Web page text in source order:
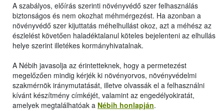
A szabályos, előírás szerinti növényvédő szer felhasználás
biztonságos és nem okozhat méhmérgezést. Ha azonban a
növényvédő szer kijuttatás méhelhullást okoz, azt a méhész az
észlelést követően haladéktalanul köteles bejelenteni az elhullás
helye szerint illetékes kormányhivatalnak.
A Nébih javasolja az érintetteknek, hogy a permetezést
megelőzően mindig kérjék ki növényorvos, növényvédelmi
szakmérnök iránymutatását, illetve olvassák el a felhasználni
kívánt készítmény címkéjét, valamint az engedélyokiratát,
amelyek megtalálhatóak a Nébih honlapján.